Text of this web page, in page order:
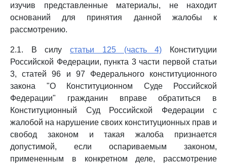
изучив представленные материалы, не находит
оснований для принятия данной жалобы к
рассмотрению.
2.1. В силустатьи 125 (часть 4) Конституции
Российской Федерации, пункта 3 части первой статьи
3, статей 96 и 97 Федерального конституционного
закона "О Конституционном Суде Российской
Федерации" гражданин вправе обратиться в
Конституционный Суд Российской Федерации с
жалобой на нарушение своих конституционных прав и
свобод законом и такая жалоба признается
допустимой, если оспариваемым законом,
примененным в конкретном деле, рассмотрение